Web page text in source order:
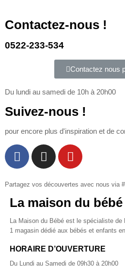
Contactez-nous !
0522-233-534
Contactez nous
Du lundi au samedi de 10h à 20h00
Suivez-nous !
pour encore plus d'inspiration et de
Partagez vos découvertes avec nous via
La maison du bébé
La Maison du Bébé est le spécialiste de
1 magasin dédié aux bébés et enfants
HORAIRE D’OUVERTURE
Du Lundi au Samedi de 09h30 à 20h00